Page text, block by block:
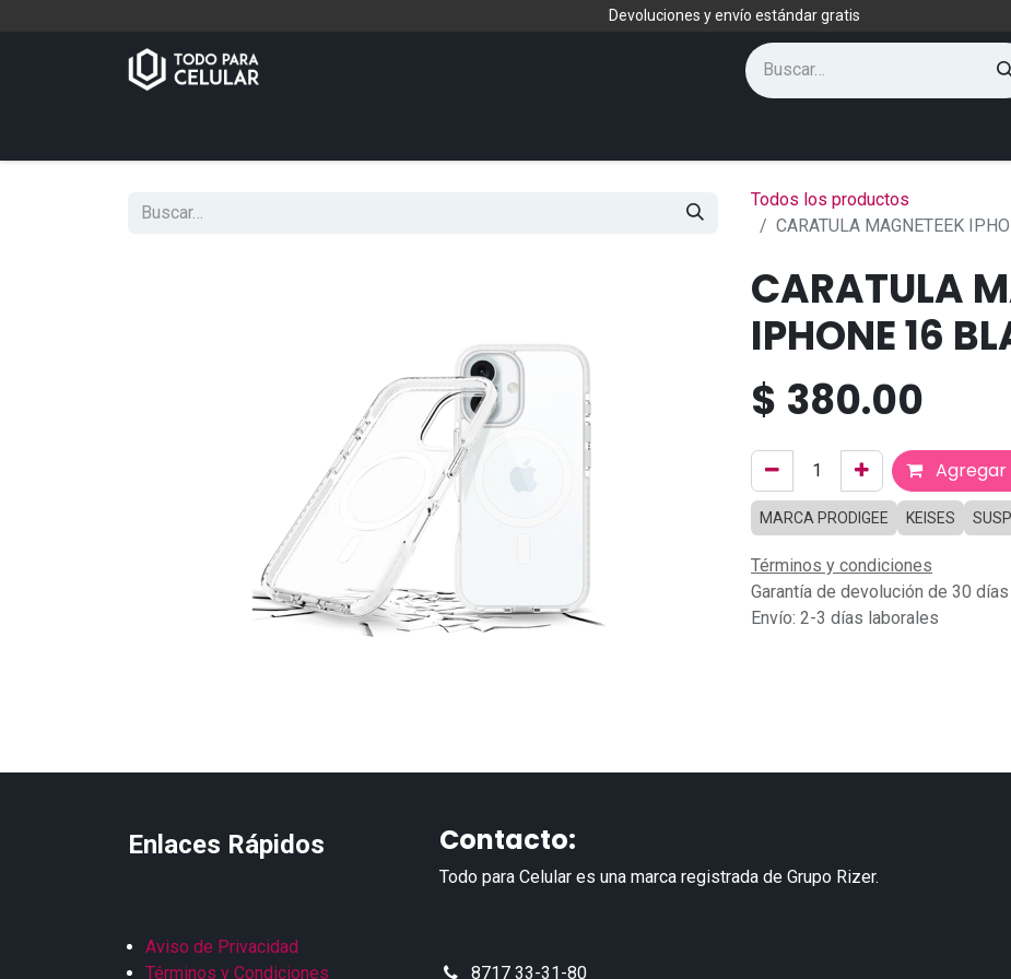
Devoluciones y envío estándar gratis
Todos los productos
CARATULA MAGNETEEK
CARATULA
IPHONE 16
$ 380.00
MARCA PRODIGEE KEISES
Términos y condiciones
Garantía de devolución de 30 días
Envío: 2-3 días laborales
Enlaces Rápidos Contacto:
Todo para Celular es una marca registrada de Grupo Rizer.
Aviso de Privacidad
Términos y Condiciones
8717 33-31-80